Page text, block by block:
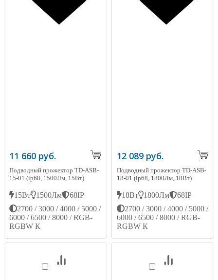
11 660 руб.
Подводный прожектор TD-ASB-
15-01 (ip68, 1500Лм, 15Вт)
15Вт 1500Лм
68IP
2700 / 3000 / 4000 / 5000 /
6000 / 6500 / 8000 / RGB-
RGBW К
12 089 руб.
Подводный прожектор TD-ASB-
18-01 (ip68, 1800Лм, 18Вт)
18Вт 1800Лм
68IP
2700 / 3000 / 4000 / 5000 /
6000 / 6500 / 8000 / RGB-
RGBW К